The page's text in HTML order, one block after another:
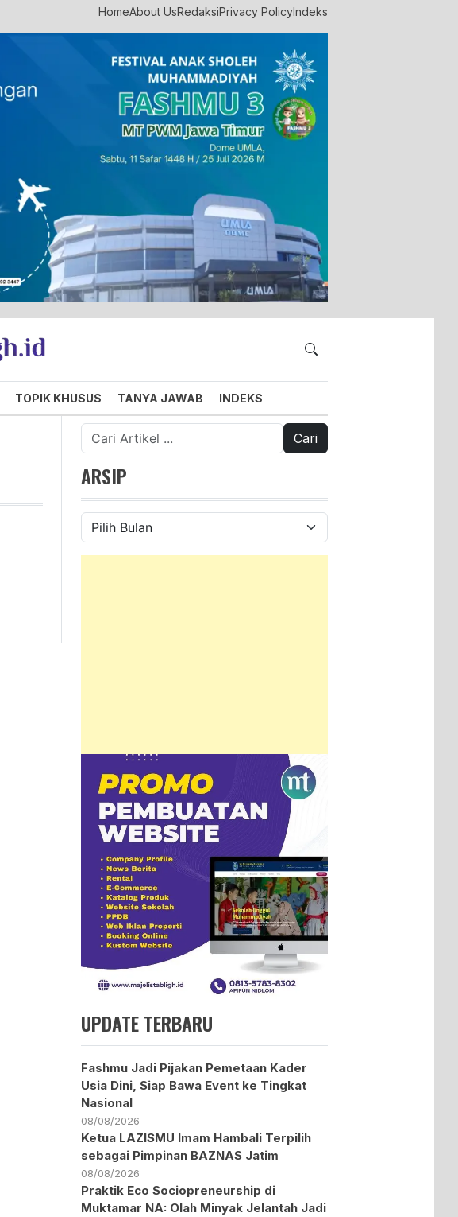
HomeAbout UsRedaksiPrivacy PolicyIndeks
TOPIK KHUSUS TANYA JAWAB INDEKS
Cari
untuk:
ARSIP
Arsip
UPDATE TERBARU
Fashmu Jadi Pijakan Pemetaan Kader
Usia Dini, Siap Bawa Event ke Tingkat
Nasional
08/08/2026
Ketua LAZISMU Imam Hambali Terpilih
sebagai Pimpinan BAZNAS Jatim
08/08/2026
Praktik Eco Sociopreneurship di
Muktamar NA: Olah Minyak Jelantah Jadi